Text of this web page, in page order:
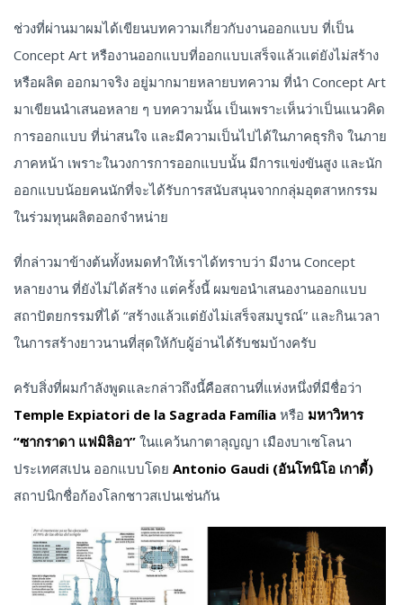
ช่วงที่ผ่านมาผมได้เขียนบทความเกี่ยวกับงานออกแบบ ที่เป็น
Concept Art หรืองานออกแบบที่ออกแบบเสร็จแล้วแต่ยังไม่สร้าง
หรือผลิต ออกมาจริง อยู่มากมายหลายบทความ ที่นำ Concept Art
มาเขียนนำเสนอหลาย ๆ บทความนั้น เป็นเพราะเห็นว่าเป็นแนวคิด
การออกแบบ ที่น่าสนใจ และมีความเป็นไปได้ในภาคธุรกิจ ในภาย
ภาคหน้า เพราะในวงการการออกแบบนั้น มีการแข่งขันสูง และนัก
ออกแบบน้อยคนนักที่จะได้รับการสนับสนุนจากกลุ่มอุตสาหกรรม
ในร่วมทุนผลิตออกจำหน่าย
ที่กล่าวมาข้างต้นทั้งหมดทำให้เราได้ทราบว่า มีงาน Concept
หลายงาน ที่ยังไม่ได้สร้าง แต่ครั้งนี้ ผมขอนำเสนองานออกแบบ
สถาปัตยกรรมที่ได้ “สร้างแล้วแต่ยังไม่เสร็จสมบูรณ์” และกินเวลา
ในการสร้างยาวนานที่สุดให้กับผู้อ่านได้รับชมบ้างครับ
ครับสิ่งที่ผมกำลังพูดและกล่าวถึงนี้คือสถานที่แห่งหนึ่งที่มีชื่อว่า
Temple Expiatori de la Sagrada Família หรือ มหาวิหาร
“ซากราดา แฟมิลิอา” ในแคว้นกาตาลุญญา เมืองบาเซโลนา
ประเทศสเปน ออกแบบโดย Antonio Gaudi (อันโทนิโอ เกาดี้)
สถาปนิกชื่อก้องโลกชาวสเปนเช่นกัน